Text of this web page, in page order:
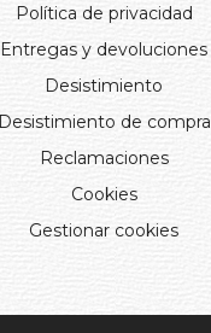
Política de privacidad
Entregas y devoluciones
Desistimiento
Desistimiento de compra
Reclamaciones
Cookies
Gestionar cookies